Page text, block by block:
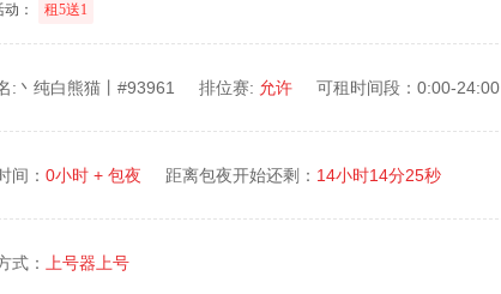
： 租5送1
:丶纯白熊猫丨#93961 排位赛: 允许 可租时间段：0:00-24:00
间： 0小时 + 包夜 距离包夜开始还剩： 14小时14分25秒
式： 上号器上号